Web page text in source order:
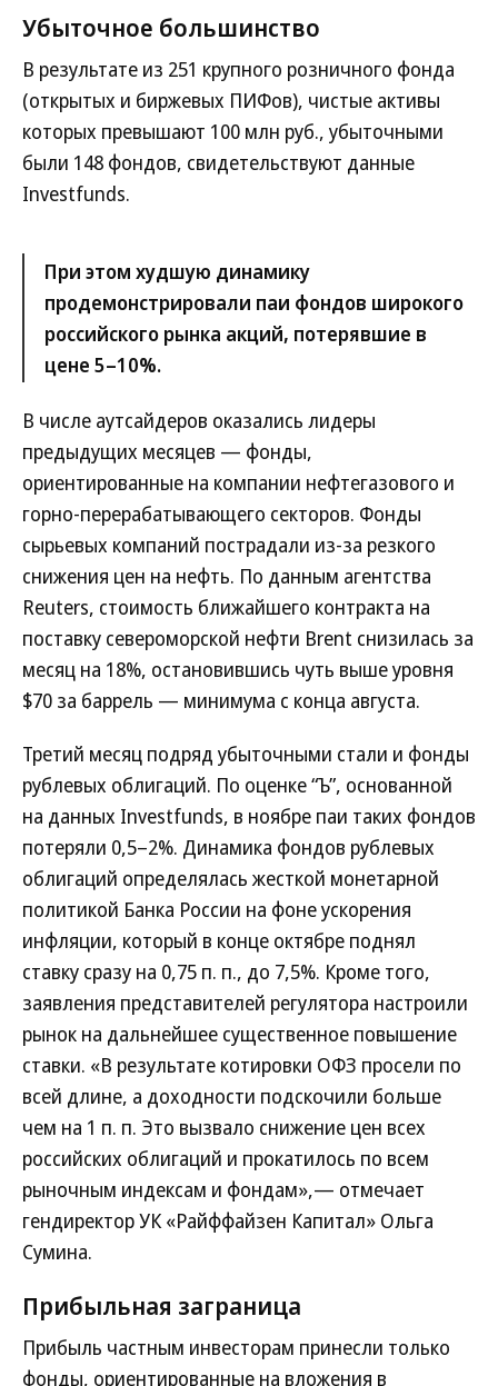
Убыточное большинство
В результате из 251 крупного розничного фонда
(открытых и биржевых ПИФов), чистые активы
которых превышают 100 млн руб., убыточными
были 148 фондов, свидетельствуют данные
Investfunds.
При этом худшую динамику
продемонстрировали паи фондов широкого
российского рынка акций, потерявшие в
цене 5–10%.
В числе аутсайдеров оказались лидеры
предыдущих месяцев — фонды,
ориентированные на компании нефтегазового и
горно-перерабатывающего секторов. Фонды
сырьевых компаний пострадали из-за резкого
снижения цен на нефть. По данным агентства
Reuters, стоимость ближайшего контракта на
поставку североморской нефти Brent снизилась за
месяц на 18%, остановившись чуть выше уровня
$70 за баррель — минимума с конца августа.
Третий месяц подряд убыточными стали и фонды
рублевых облигаций. По оценке “Ъ”, основанной
на данных Investfunds, в ноябре паи таких фондов
потеряли 0,5–2%. Динамика фондов рублевых
облигаций определялась жесткой монетарной
политикой Банка России на фоне ускорения
инфляции, который в конце октябре поднял
ставку сразу на 0,75 п. п., до 7,5%. Кроме того,
заявления представителей регулятора настроили
рынок на дальнейшее существенное повышение
ставки. «В результате котировки ОФЗ просели по
всей длине, а доходности подскочили больше
чем на 1 п. п. Это вызвало снижение цен всех
российских облигаций и прокатилось по всем
рыночным индексам и фондам»,— отмечает
гендиректор УК «Райффайзен Капитал» Ольга
Сумина.
Прибыльная заграница
Прибыль частным инвесторам принесли только
фонды, ориентированные на вложения в